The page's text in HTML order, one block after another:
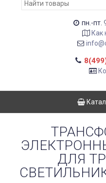
пн.-пт.
Как
ДЛЯ